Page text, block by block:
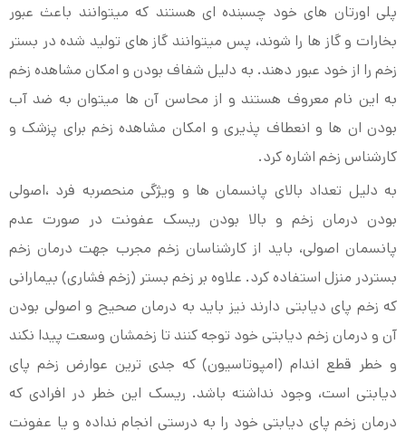
پلی اورتان های خود چسبنده ای هستند که میتوانند باعث عبور
بخارات و گاز ها را شوند، پس میتوانند گاز های تولید شده در بستر
زخم را از خود عبور دهند. به دلیل شفاف بودن و امکان مشاهده زخم
به این نام معروف هستند و از محاسن آن ها میتوان به ضد آب
بودن ان ها و انعطاف پذیری و امکان مشاهده زخم برای پزشک و
کارشناس زخم اشاره کرد.
به دلیل تعداد بالای پانسمان ها و ویژگی منحصربه فرد ،اصولی
بودن درمان زخم و بالا بودن ریسک عفونت در صورت عدم
پانسمان اصولی، باید از کارشناسان زخم مجرب جهت درمان زخم
بستردر منزل استفاده کرد. علاوه بر زخم بستر (زخم فشاری) بیمارانی
که زخم پای دیابتی دارند نیز باید به درمان صحیح و اصولی بودن
آن و درمان زخم دیابتی خود توجه کنند تا زخمشان وسعت پیدا نکند
و خطر قطع اندام (امپوتاسیون) که جدی ترین عوارض زخم پای
دیابتی است، وجود نداشته باشد. ریسک این خطر در افرادی که
درمان زخم پای دیابتی خود را به درستی انجام نداده و یا عفونت